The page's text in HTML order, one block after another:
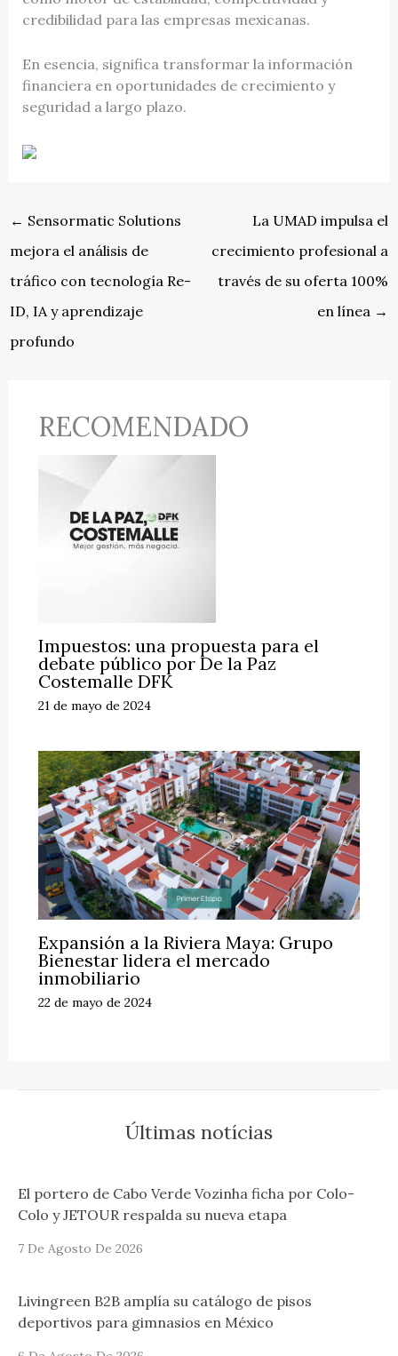
credibilidad para las empresas mexicanas.
En esencia, significa transformar la información
financiera en oportunidades de crecimiento y
seguridad a largo plazo.
← Sensormatic Solutions
mejora el análisis de
tráfico con tecnología Re-
ID, IA y aprendizaje
profundo
La UMAD impulsa el
crecimiento profesional a
través de su oferta 100%
en línea →
RECOMENDADO
Impuestos: una propuesta para el
debate público por De la Paz
Costemalle DFK
21 de mayo de 2024
Expansión a la Riviera Maya: Grupo
Bienestar lidera el mercado
inmobiliario
22 de mayo de 2024
Últimas notícias
El portero de Cabo Verde Vozinha ficha por Colo-
Colo y JETOUR respalda su nueva etapa
7 De Agosto De 2026
Livingreen B2B amplía su catálogo de pisos
deportivos para gimnasios en México